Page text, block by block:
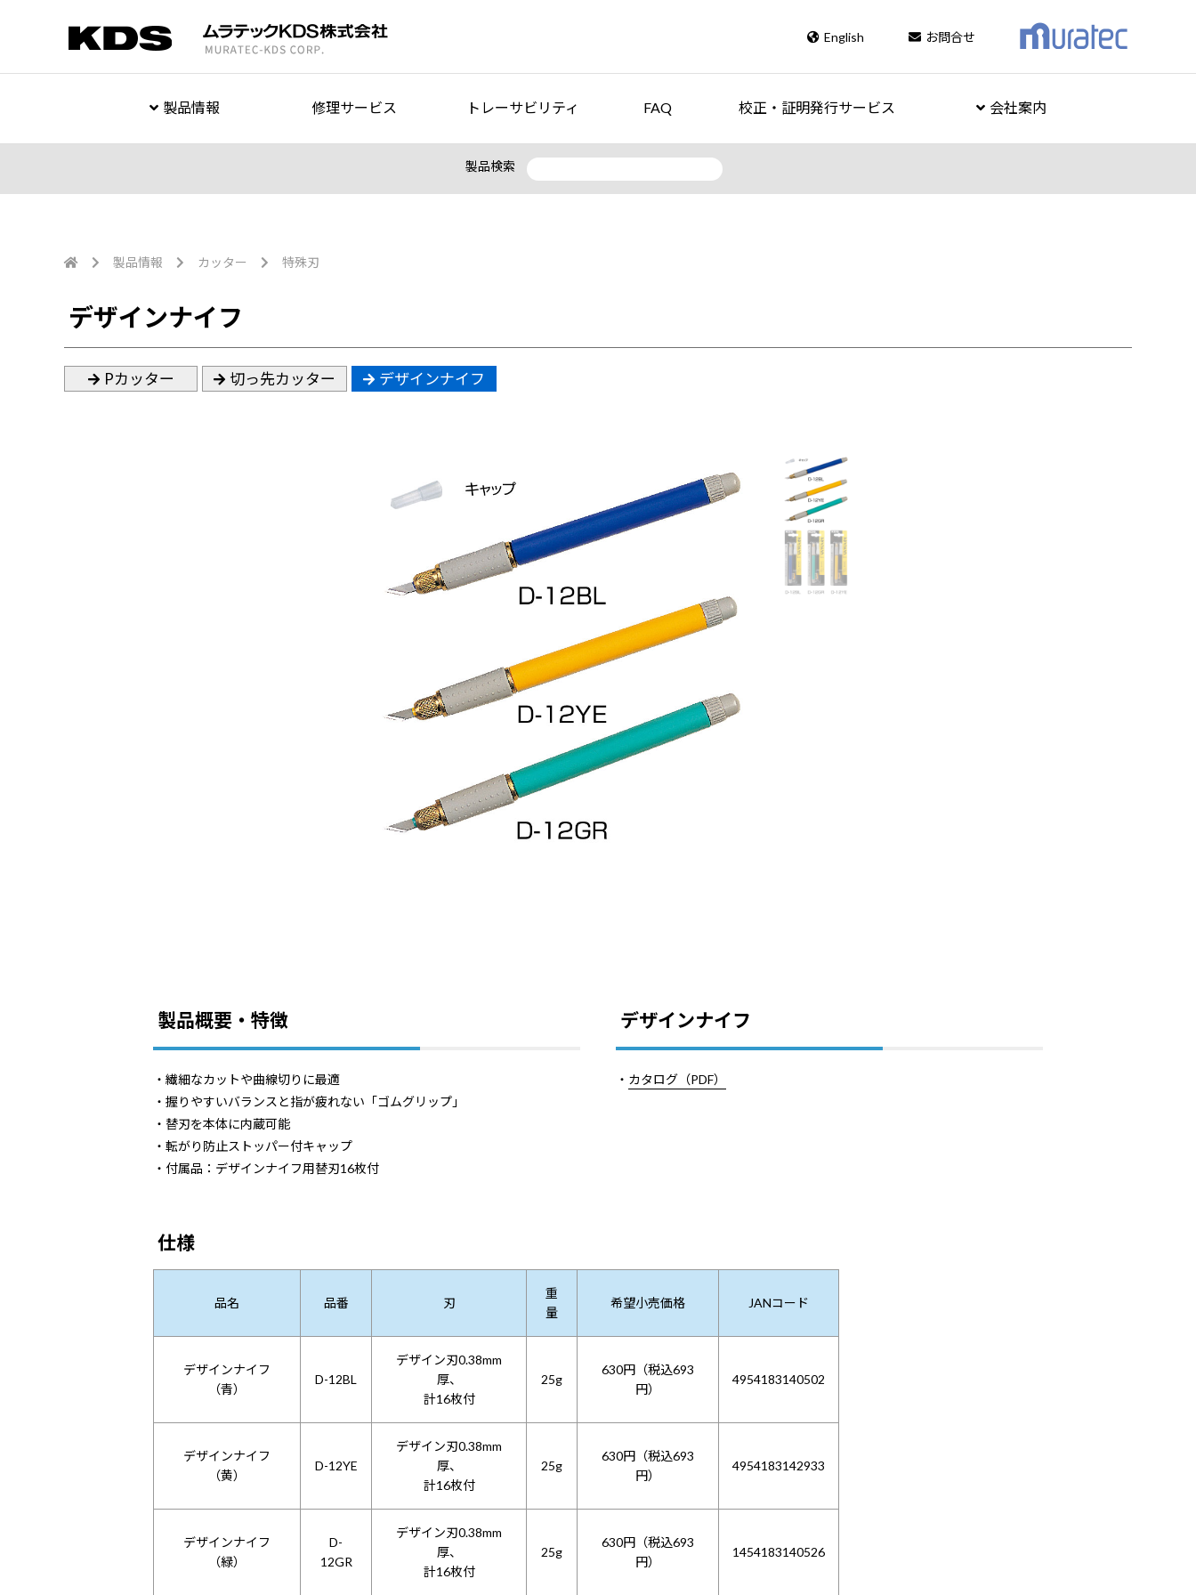
English お問合せ
製品情報 修理サービス トレーサビリティ FAQ 校正・証明発行サービス 会社案内
製品検索
製品情報 カッター 特殊刃
デザインナイフ
Pカッター 切っ先カッター デザインナイフ
製品概要・特徴
・繊細なカットや曲線切りに最適
・握りやすいバランスと指が疲れない「ゴムグリップ」
・替刃を本体に内蔵可能
・転がり防止ストッパー付キャップ
・付属品：デザインナイフ用替刃16枚付
デザインナイフ
・ カタログ（PDF）
仕様
品名 品番 刃
重
量
希望小売価格 JANコード
デザインナイフ
（青）
D-12BL
デザイン刃0.38mm
厚、
計16枚付
25g
630円（税込693
円）
4954183140502
デザインナイフ
（黄）
D-12YE
デザイン刃0.38mm
厚、
計16枚付
25g
630円（税込693
円）
4954183142933
デザインナイフ
（緑）
D-
12GR
デザイン刃0.38mm
厚、
計16枚付
25g
630円（税込693
円）
1454183140526